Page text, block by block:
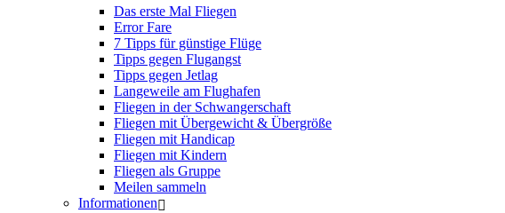
Das erste Mal Fliegen
Error Fare
7 Tipps für günstige Flüge
Tipps gegen Flugangst
Tipps gegen Jetlag
Langeweile am Flughafen
Fliegen in der Schwangerschaft
Fliegen mit Übergewicht & Übergröße
Fliegen mit Handicap
Fliegen mit Kindern
Fliegen als Gruppe
Meilen sammeln
Informationen